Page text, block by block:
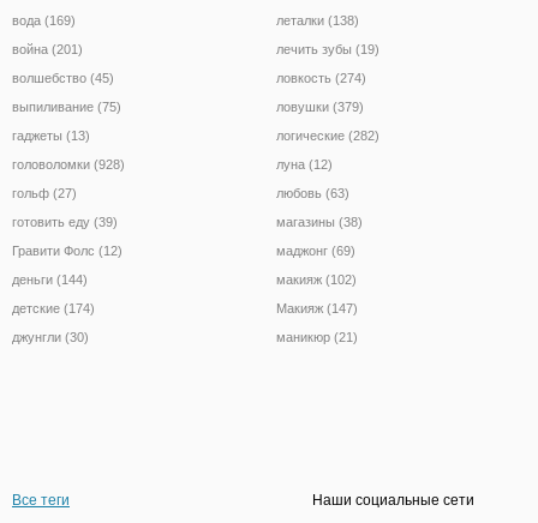
вода (169)
война (201)
волшебство (45)
выпиливание (75)
гаджеты (13)
головоломки (928)
гольф (27)
готовить еду (39)
Гравити Фолс (12)
деньги (144)
детские (174)
джунгли (30)
леталки (138)
лечить зубы (19)
ловкость (274)
ловушки (379)
логические (282)
луна (12)
любовь (63)
магазины (38)
маджонг (69)
макияж (102)
Макияж (147)
маникюр (21)
Все теги
Наши социальные сети